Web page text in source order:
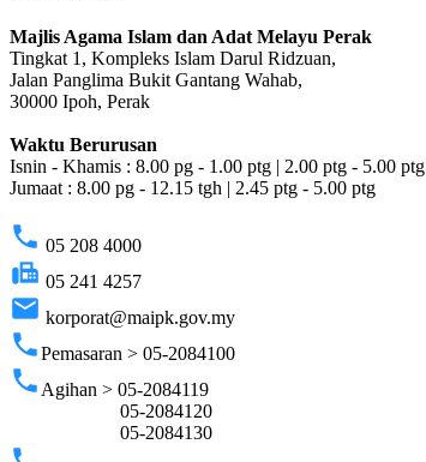
Majlis Agama Islam dan Adat Melayu Perak
Tingkat 1, Kompleks Islam Darul Ridzuan,
Jalan Panglima Bukit Gantang Wahab,
30000 Ipoh, Perak
Waktu Berurusan
Isnin - Khamis : 8.00 pg - 1.00 ptg | 2.00 ptg - 5.00 ptg
Jumaat : 8.00 pg - 12.15 tgh | 2.45 ptg - 5.00 ptg
phone 05 208 4000
fax 05 241 4257
email korporat@maipk.gov.my
phonePemasaran > 05-2084100
phone Agihan > 05-2084119
05-2084120
05-2084130